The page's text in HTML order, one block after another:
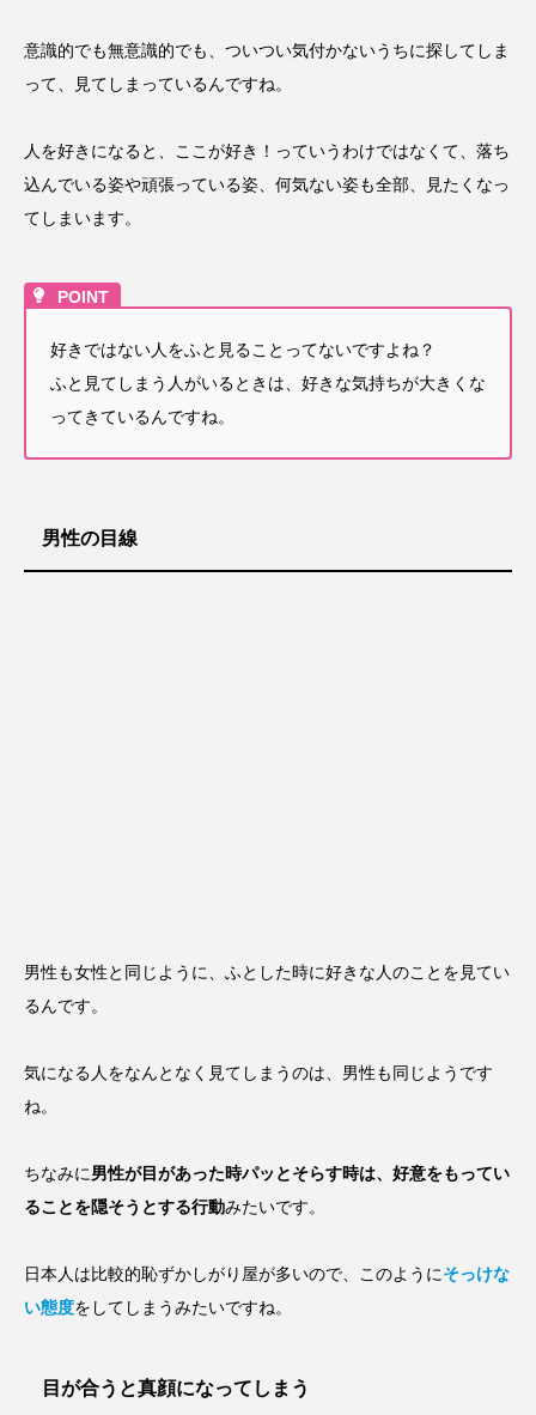
意識的でも無意識的でも、ついつい気付かないうちに探してしま
って、見てしまっているんですね。
人を好きになると、ここが好き！っていうわけではなくて、落ち
込んでいる姿や頑張っている姿、何気ない姿も全部、見たくなっ
てしまいます。
好きではない人をふと見ることってないですよね？
ふと見てしまう人がいるときは、好きな気持ちが大きくな
ってきているんですね。
男性の目線
男性も女性と同じように、ふとした時に好きな人のことを見てい
るんです。
気になる人をなんとなく見てしまうのは、男性も同じようです
ね。
ちなみに男性が目があった時パッとそらす時は、 好意をもってい
ることを隠そうとする行動みたいです。
日本人は比較的恥ずかしがり屋が多いので、このようにそっけな
い態度をしてしまうみたいですね。
目が合うと真顔になってしまう